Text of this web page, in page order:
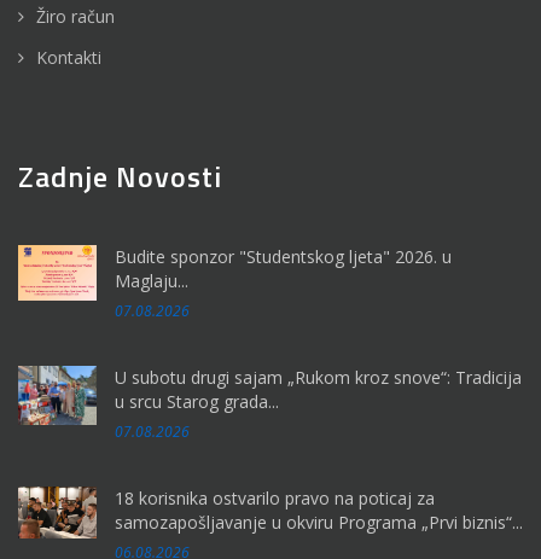
Žiro račun
Kontakti
Zadnje Novosti
Budite sponzor "Studentskog ljeta" 2026. u
Maglaju...
07.08.2026
U subotu drugi sajam „Rukom kroz snove“: Tradicija
u srcu Starog grada...
07.08.2026
18 korisnika ostvarilo pravo na poticaj za
samozapošljavanje u okviru Programa „Prvi biznis“...
06.08.2026